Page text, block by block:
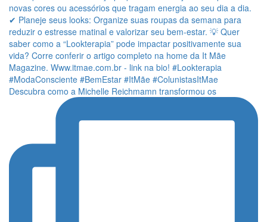
Descubra como a Michelle Reichmamn transformou os